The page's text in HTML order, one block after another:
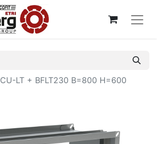
CU-LT + BFLT230 B=800 H=600